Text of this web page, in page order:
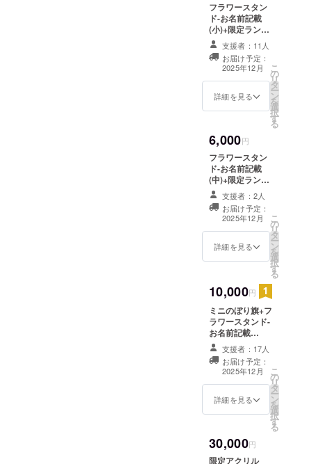
フラワースタン
ド-お名前記載
(小)+限定ランダ
ムブロマイド1枚
(全3種) ①フラス
タ名前記載(小)
当日会場に設置
されるフラワー
スタンド横の
させていただき
ます。 備考欄に
掲載希望のお名
前（ニックネー
ム可）をご記入
ください。 ②ラ
ンダムブロマイ
り、デザインの
ご指定はできま
せん。 ※複数ご
支援頂いた場合
載は1つとなりま
す ※ボードのお
持ち帰りは不可
※お名前（ニック
ネーム可）は、6
文字まででお願
いいたします。
※特殊文字・記号
は使用できませ
ん
支援者：11人
お届け予定：
2025年12月
詳細を見る
こ
の
リ
タ
ー
ン
を
選
択
す
る
6,000円
フラワースタン
ド-お名前記載
(中)+限定ランダ
ムブロマイド1枚
(全3種) ①フラス
タ名前記載(中)
当日会場に設置
されるフラワー
スタンド横の
させていただき
ます。 備考欄に
掲載希望のお名
前（ニックネー
ム可）をご記入
ください。 ② ラ
ンダムブロマイ
り、デザインの
せん。 ※複数ご
支援頂いた場合
す。 ※ボードの
お持ち帰りは不
支援者：2人
お届け予定：
2025年12月
詳細を見る
こ
の
リ
タ
ー
ン
を
選
択
す
る
10,000円
ミニのぼり旗+フ
ラワースタンド-
お名前記載
(大)+限定ランダ
ムブロマイド1枚
(全3種) ①ミニの
ぼり旗 当日の装
飾に使用する、
ミニ旗を作成致
前（ニックネー
ム可）を記載さ
支援者：17人
お届け予定：
2025年12月
詳細を見る
こ
の
リ
タ
ー
ン
を
選
択
す
る
30,000円
限定アクリル